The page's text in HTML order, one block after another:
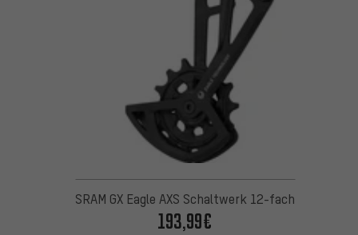
SRAM GX Eagle AXS Schaltwerk 12-fach
193,99€